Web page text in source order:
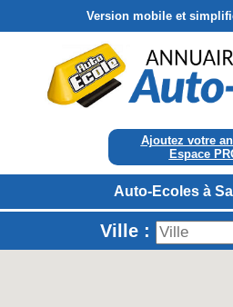
Version mobile et
Ajoutez votre
Espace
Auto-Ecoles à
Ville :